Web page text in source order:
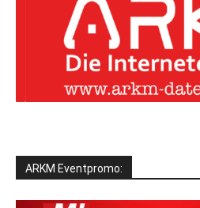
ARKM Eventpromo: